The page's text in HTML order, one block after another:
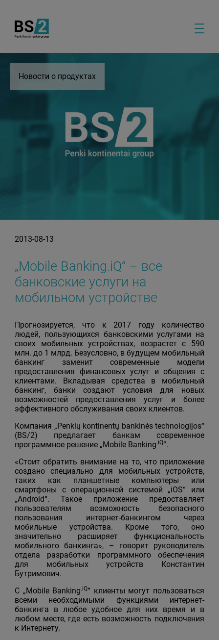
Новости о продуктах
2013-08-13
„Mobile Banking.iQ“ – все
банковские услуги на
мобильном устройстве
Прогнозируется, что к 2017 году количество
людей, пользующихся банковскими услугами на
своих мобильных устройствах, возрастет с 590
млн. до 1 млрд. Безусловно, в будущем мобильный
банкинг заменит современные модели
предоставления финансовых услуг и общения с
клиентами. Вкладывая средства в мобильный
банкинг, банки создают условия для новых
возможностей предоставления услуг и более
эффективного обслуживания своих клиентов.
Компания „Penkių kontinentų bankinės technologijos“
(BS/2) предлагает банкам современное
программное решение „Mobile Banking.iQ“.
«Стоит обратить внимание на то, что приложение
создано специально для мобильных устройств,
таких как планшетные компьютеры или
смартфоны с операционной системой „iOS“ или
„Android“. Такое приложение предоставляет
пользователям возможность безопасного
пользования интернет-банкингом через
мобильные устройства. Кроме того, оно
значительно расширяет функциональность
мобильного банкинга», – говорит руководитель
отдела разработки программного обеспечения
для мобильных устройств Константин
Бутримович.
С „Mobile Banking.iQ“ клиенты могут пользоваться
всеми необходимыми функциями интернет-
банкинга в любое удобное для них время и в
любом месте, где есть возможность подключения
к Интернету.